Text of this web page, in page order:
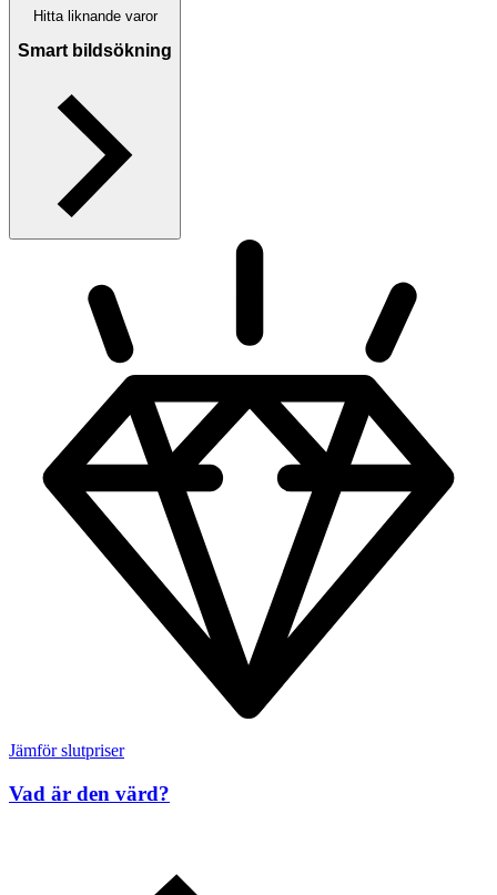
Hitta liknande varor
Smart bildsökning
Jämför slutpriser
Vad är den värd?